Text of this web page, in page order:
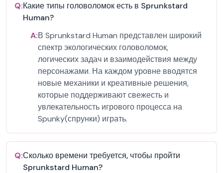
Q:Какие типы головоломок есть в Sprunkstard
Human?
A:В Sprunkstard Human представлен широкий
спектр экологических головоломок,
логических задач и взаимодействия между
персонажами. На каждом уровне вводятся
новые механики и креативные решения,
которые поддерживают свежесть и
увлекательность игрового процесса на
Spunky(спрунки) играть.
Q:Сколько времени требуется, чтобы пройти
Sprunkstard Human?